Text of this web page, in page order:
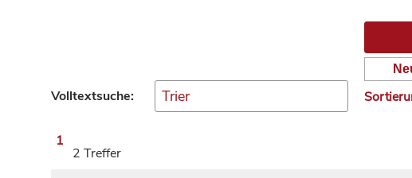
Volltextsuche:
1
2 Treffer